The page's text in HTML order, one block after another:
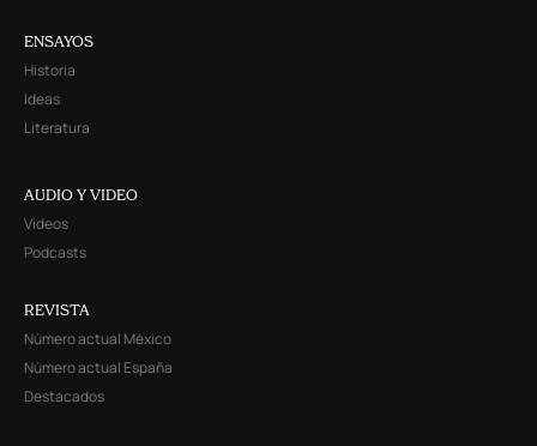
ENSAYOS
Historia
Ideas
Literatura
AUDIO Y VIDEO
Videos
Podcasts
REVISTA
Número actual México
Número actual España
Destacados